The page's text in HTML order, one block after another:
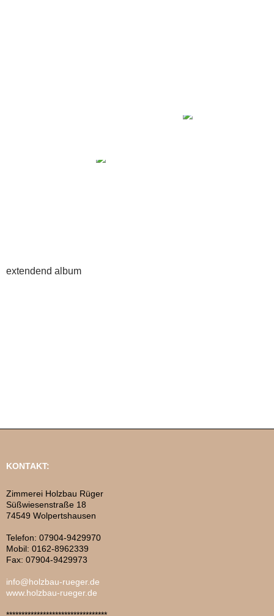
extendend album
KONTAKT:
Zimmerei Holzbau Rüger
Süßwiesenstraße 18
74549 Wolpertshausen
Telefon: 07904-9429970
Mobil: 0162-8962339
Fax: 07904-9429973
info@holzbau-rueger.de
www.holzbau-rueger.de